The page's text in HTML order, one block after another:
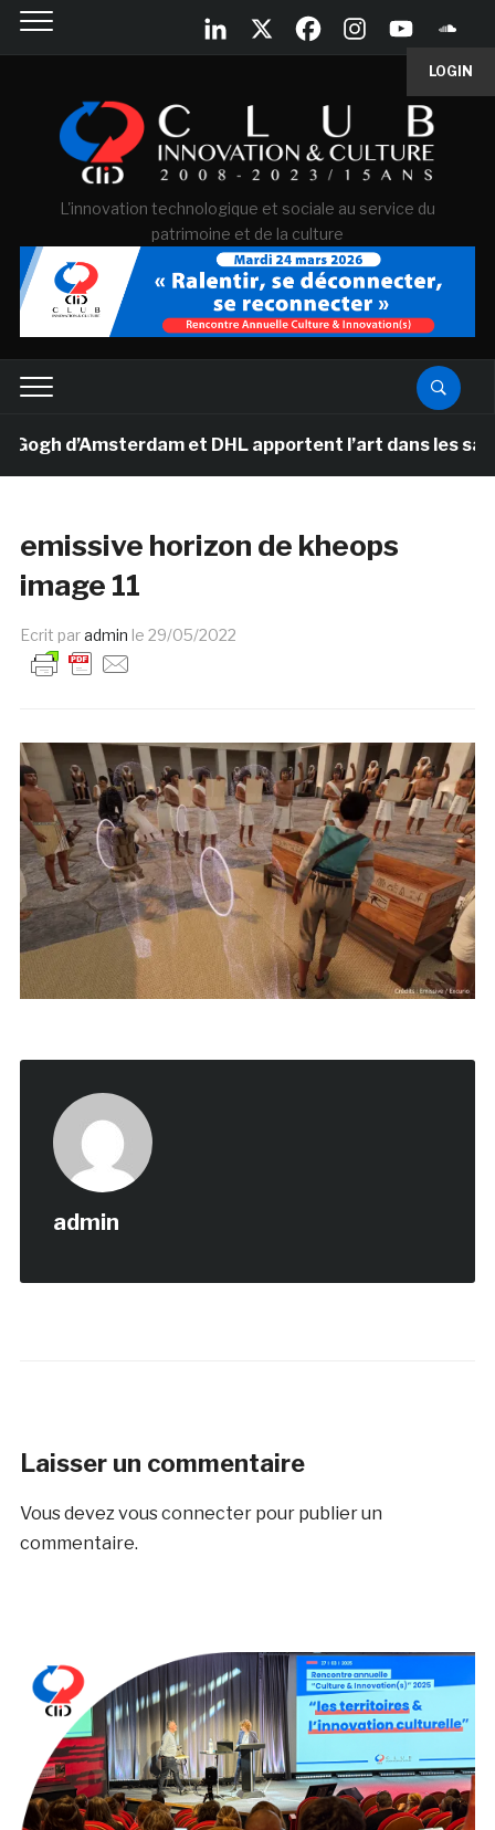
LOGIN
L'innovation technologique et sociale au service du
patrimoine et de la culture
d’Amsterdam et DHL apportent l’art dans les salles
emissive horizon de kheops
image 11
Ecrit paradmin le 29/05/2022
admin
Laisser un commentaire
Vous devezvous connecterpour publier un
commentaire.